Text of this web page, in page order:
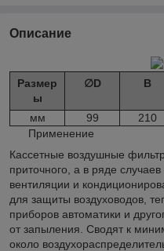
Описание
Размер
ы
∅D B
мм 99 210
Применение
Кассетные воздушные
приточного, а в ряде
вентиляции и
для защиты воздуховодов,
приборов автоматики и
от запыления. Сводят к
около